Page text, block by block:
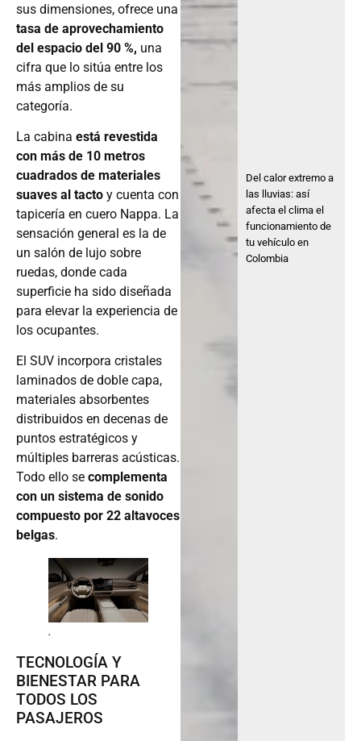
sus dimensiones, ofrece una
tasa de aprovechamiento
del espacio del 90 %, una
cifra que lo sitúa entre los
más amplios de su
categoría.
La cabina está revestida
con más de 10 metros
cuadrados de materiales
suaves al tacto y cuenta con
tapicería en cuero Nappa. La
sensación general es la de
un salón de lujo sobre
ruedas, donde cada
superficie ha sido diseñada
para elevar la experiencia de
los ocupantes.
El SUV incorpora cristales
laminados de doble capa,
materiales absorbentes
distribuidos en decenas de
puntos estratégicos y
múltiples barreras acústicas.
Todo ello se complementa
con un sistema de sonido
compuesto por 22 altavoces
belgas.
.
TECNOLOGÍA Y
BIENESTAR PARA
TODOS LOS
PASAJEROS
Del calor extremo a
las lluvias: así
afecta el clima el
funcionamiento de
tu vehículo en
Colombia